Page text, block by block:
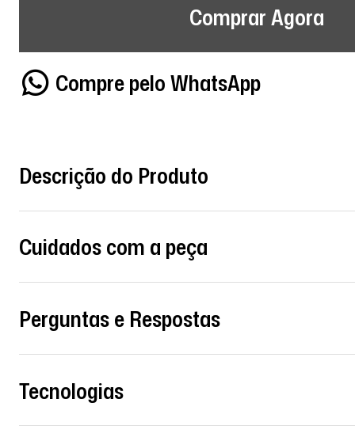
Comprar Agora
Compre pelo WhatsApp
Descrição do Produto
Cuidados com a peça
Perguntas e Respostas
Tecnologias